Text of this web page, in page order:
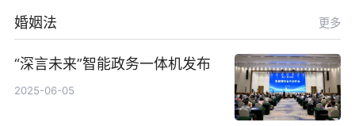
婚姻法 更多
“深言未来”智能政务一体机发布
2025-06-05